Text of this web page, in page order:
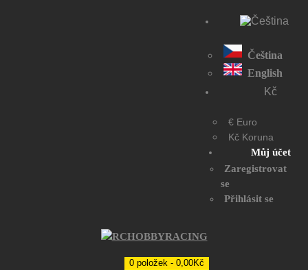
Čeština
English
Kč
€ Euro
Kč Koruna
Můj účet
Zaregistrovat
se
Přihlásit se
0 položek - 0,00Kč